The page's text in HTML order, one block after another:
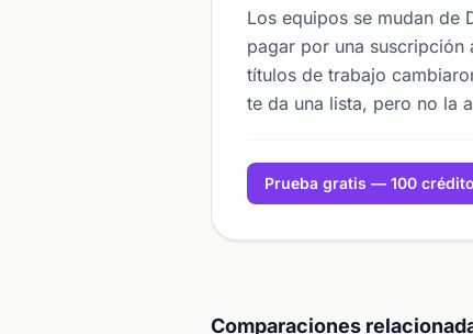
Los equipos se mudan de
pagar por una suscripción
títulos de trabajo
te da una lista, pero no la
Prueba gratis — 100
Comparaciones